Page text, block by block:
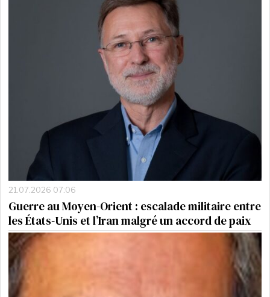
21.07.2026 07:06
Guerre au Moyen-Orient : escalade militaire entre
les États-Unis et l’Iran malgré un accord de paix